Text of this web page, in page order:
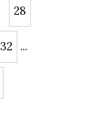
28
32 ...